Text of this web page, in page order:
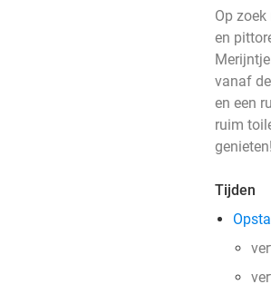
Op
en
vanaf
en een
ruim
genieten!
Tijden